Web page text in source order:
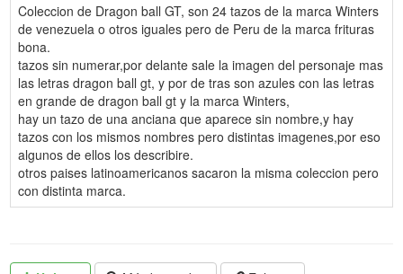
Coleccion de Dragon ball GT, son 24 tazos de la marca Winters
de venezuela o otros iguales pero de Peru de la marca frituras
bona.
tazos sin numerar,por delante sale la imagen del personaje mas
las letras dragon ball gt, y por de tras son azules con las letras
en grande de dragon ball gt y la marca Winters,
hay un tazo de una anciana que aparece sin nombre,y hay
tazos con los mismos nombres pero distintas imagenes,por eso
algunos de ellos los describire.
otros paises latinoamericanos sacaron la misma coleccion pero
con distinta marca.